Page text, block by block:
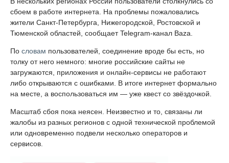
сбоем в работе интернета. На проблемы пожаловались
жители Санкт-Петербурга, Нижегородской, Ростовской и
Тюменской областей, сообщает Telegram-канал Baza.
По словам пользователей, соединение вроде бы есть, но
толку от него немного: многие российские сайты не
загружаются, приложения и онлайн-сервисы не работают
либо открываются с ошибками. В итоге интернет формально
на месте, а воспользоваться им — уже квест со звёздочкой.
Масштаб сбоя пока неясен. Неизвестно и то, связаны ли
жалобы из разных регионов с одной технической проблемой
или одновременно подвели несколько операторов и
сервисов.